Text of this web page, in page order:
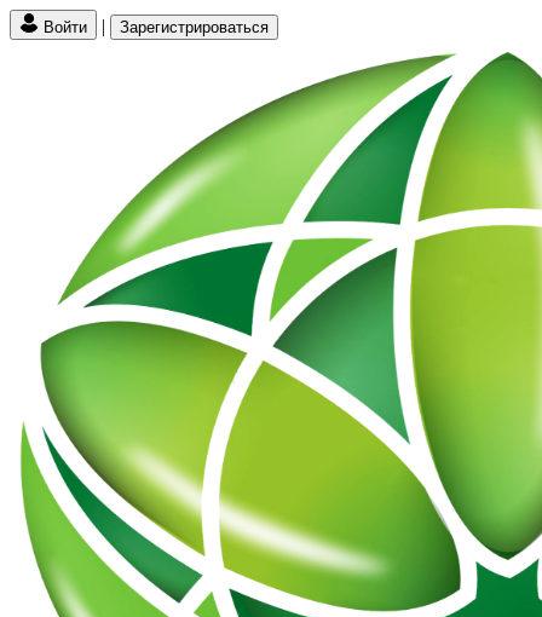
Войти | Зарегистрироваться